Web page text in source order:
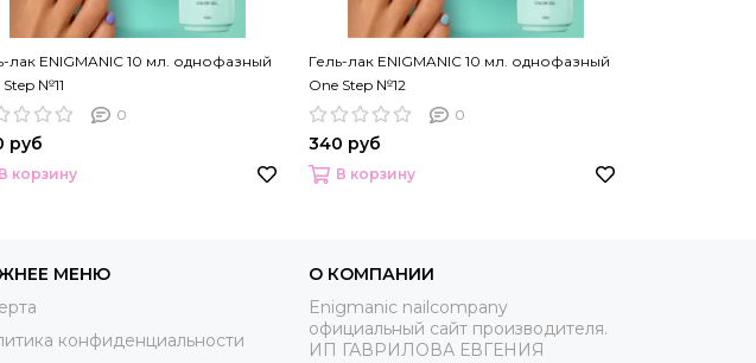
лак ENIGMANIC 10 мл. однофазный
Step №11
0
руб
В корзину
Гель-лак ENIGMANIC 10 мл. однофазный
One Step №12
0
340 руб
В корзину
МЕНЮ
конфиденциальности
О КОМПАНИИ
Enigmanic nailcompany
официальный сайт производителя.
ИП ГАВРИЛОВА ЕВГЕНИЯ